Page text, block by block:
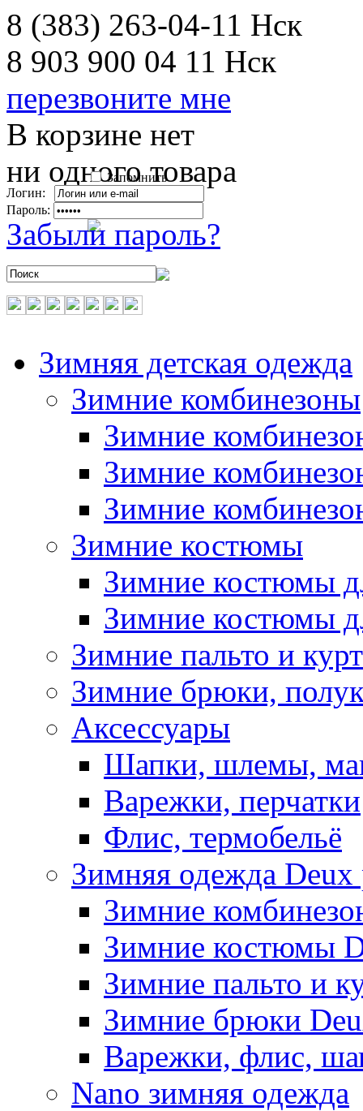
8 (383) 263-04-11 Нск
8 903 900 04 11 Нск
перезвоните мне
В корзине нет
ни одного товара
Запомнить
Логин:
Пароль:
Забыли пароль?
Зимняя детская одежда
Зимние комбинезоны
Зимние
Зимние
Зимние
Зимние костюмы
Зимние костюмы
Зимние костюмы
Зимние пальто и
Зимние брюки,
Аксессуары
Шапки, шлемы,
Варежки, перчатки
Флис, термобельё
Зимняя одежда Deux
Зимние
Зимние костюмы
Зимние пальто и
Зимние брюки
Варежки, флис,
Nano зимняя одежда